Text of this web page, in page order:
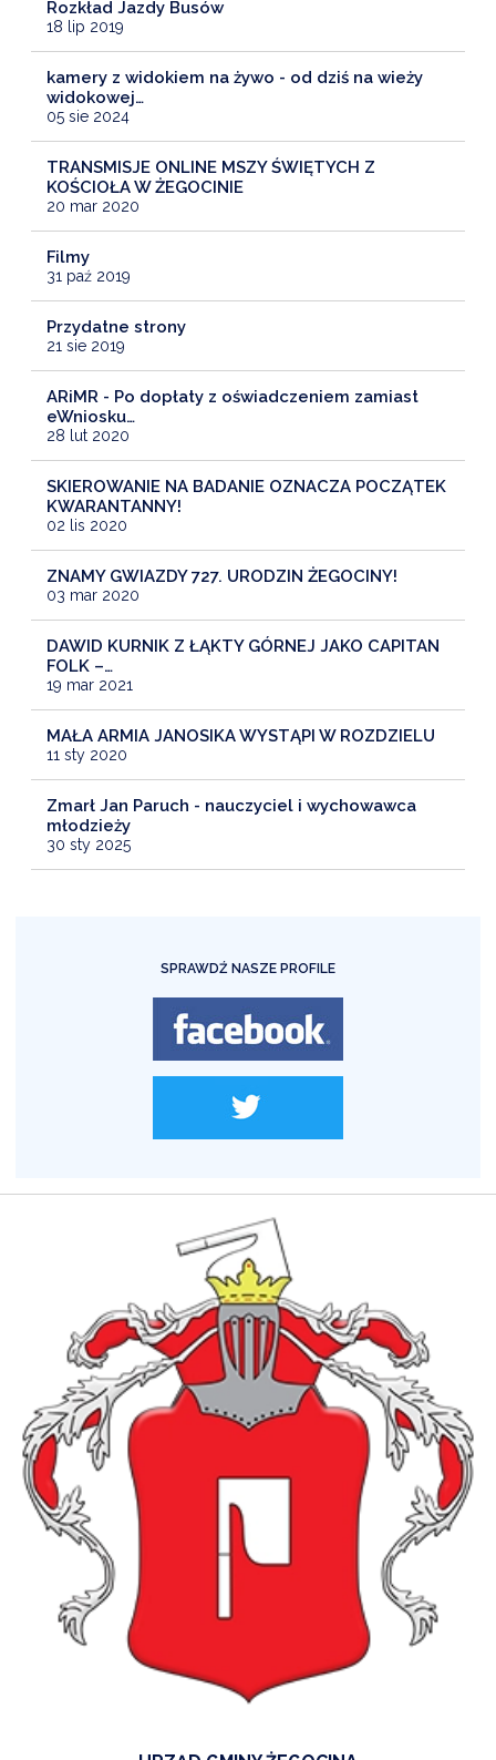
Rozkład Jazdy Busów
18 lip 2019
kamery z widokiem na żywo - od dziś na wieży
widokowej…
05 sie 2024
TRANSMISJE ONLINE MSZY ŚWIĘTYCH Z
KOŚCIOŁA W ŻEGOCINIE
20 mar 2020
Filmy
31 paź 2019
Przydatne strony
21 sie 2019
ARiMR - Po dopłaty z oświadczeniem zamiast
eWniosku…
28 lut 2020
SKIEROWANIE NA BADANIE OZNACZA POCZĄTEK
KWARANTANNY!
02 lis 2020
ZNAMY GWIAZDY 727. URODZIN ŻEGOCINY!
03 mar 2020
DAWID KURNIK Z ŁĄKTY GÓRNEJ JAKO CAPITAN
FOLK –…
19 mar 2021
MAŁA ARMIA JANOSIKA WYSTĄPI W ROZDZIELU
11 sty 2020
Zmarł Jan Paruch - nauczyciel i wychowawca
młodzieży
30 sty 2025
SPRAWDŹ NASZE PROFILE